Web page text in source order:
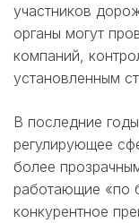
участников
органы могут
компаний,
установленным
В последние
регулирующее
более
работающие «по
конкурентное